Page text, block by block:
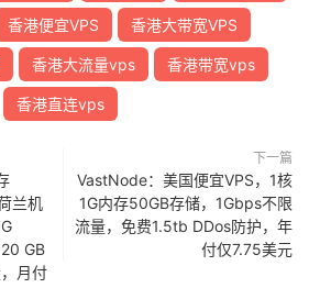
香港便宜VPS 香港大带宽VPS
香港大流量vps 香港带宽vps
香港直连vps
兰机
GB
月付
下一篇
VastNode：美国便宜VPS，1核
1G内存50GB存储，1Gbps不限
流量，免费1.5tb DDos防护，年
付仅7.75美元